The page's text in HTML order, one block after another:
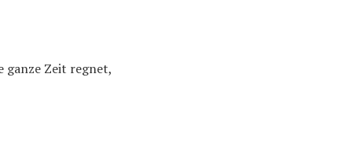
ganze Zeit regnet,